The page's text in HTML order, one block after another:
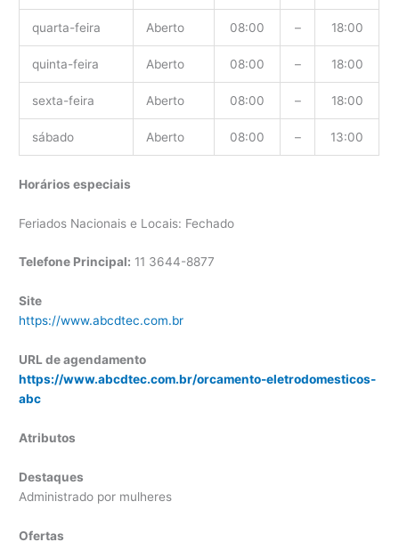
quarta-feira Aberto 08:00 – 18:00
quinta-feira Aberto 08:00 – 18:00
sexta-feira Aberto 08:00 – 18:00
sábado Aberto 08:00 – 13:00
Horários especiais
Feriados Nacionais e Locais: Fechado
Telefone Principal: 11 3644-8877
Site
https://www.abcdtec.com.br
URL de agendamento
https://www.abcdtec.com.br/orcamento-eletrodomesticos-
abc
Atributos
Destaques
Administrado por mulheres
Ofertas